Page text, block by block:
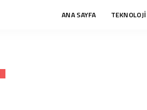
ANA SAYFA TEKNOLOJİ